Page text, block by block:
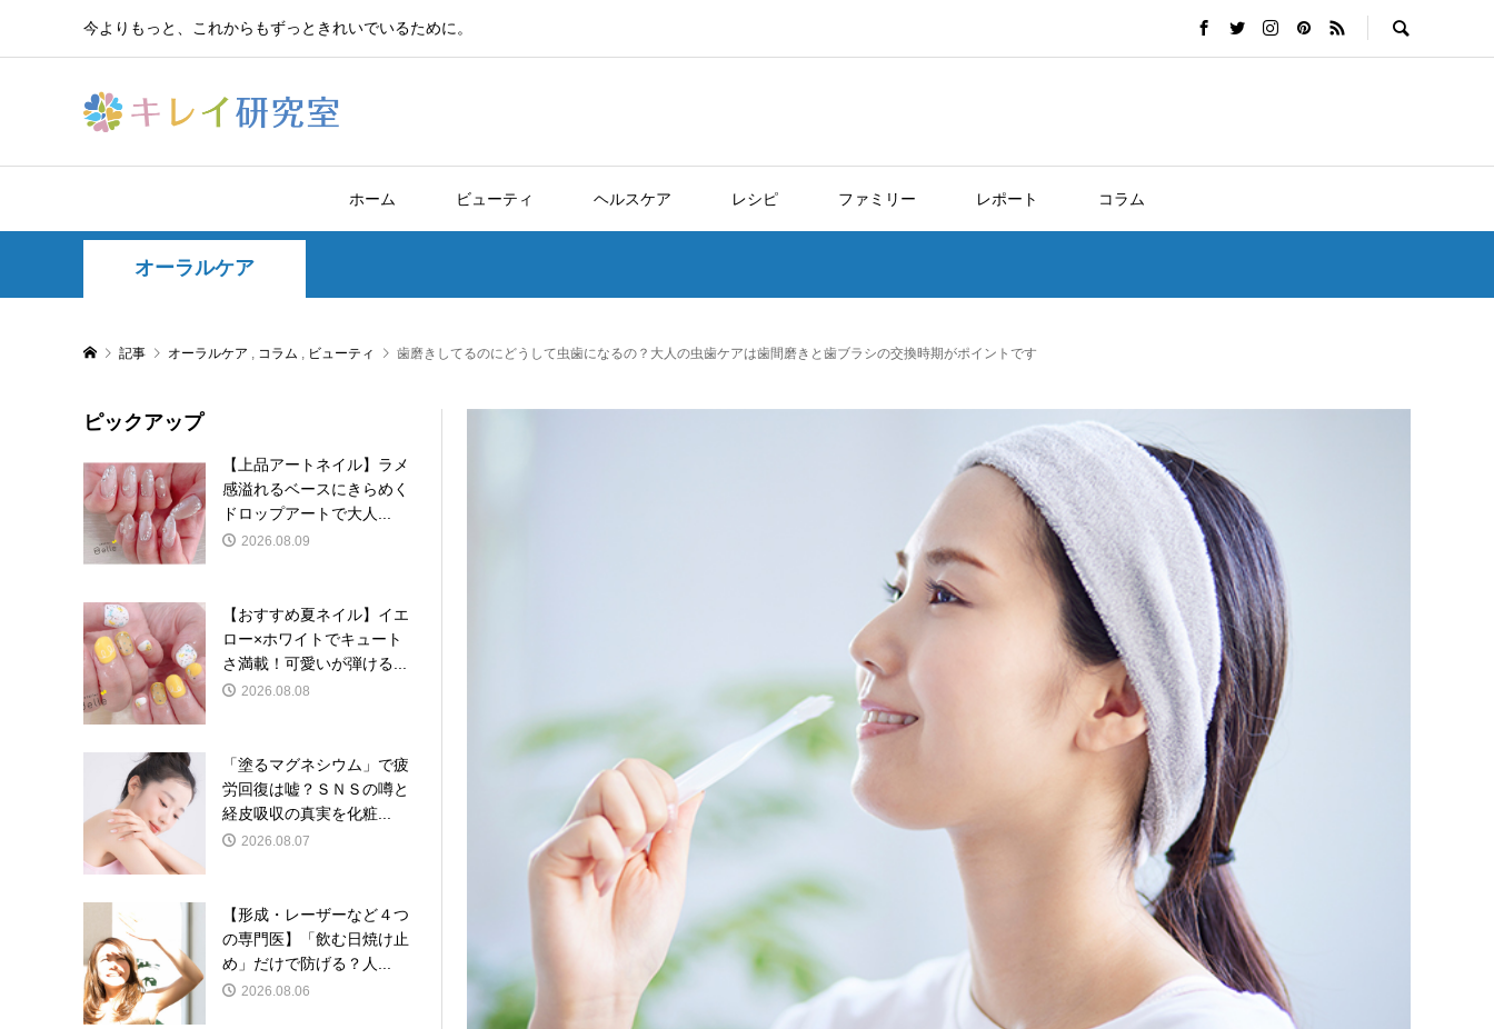
今よりもっと、これからもずっときれいでいるために。
ホーム ビューティ ヘルスケア レシピ ファミリー レポート コラム
オーラルケア
記事 オーラルケア コラム ビューティ 歯磨きしてるのにどうして虫歯になるの？大人の虫歯ケアは歯間磨きと歯ブラシの交換時期がポイントです
ピックアップ
【上品アートネイル】ラメ
感溢れるベースにきらめく
ドロップアートで大人...
2026.08.09
【おすすめ夏ネイル】イエ
ロー×ホワイトでキュート
さ満載！可愛いが弾ける...
2026.08.08
「塗るマグネシウム」で疲
労回復は嘘？ＳＮＳの噂と
経皮吸収の真実を化粧...
2026.08.07
【形成・レーザーなど４つ
の専門医】「飲む日焼け止
め」だけで防げる？人...
2026.08.06